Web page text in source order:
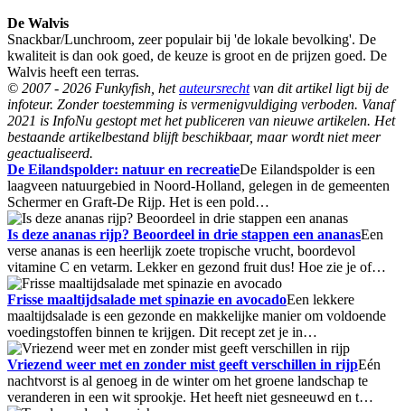
De Walvis
Snackbar/Lunchroom, zeer populair bij 'de lokale bevolking'. De
kwaliteit is dan ook goed, de keuze is groot en de prijzen goed. De
Walvis heeft een terras.
© 2007 - 2026 Funkyfish, hetauteursrechtvan dit artikel ligt bij de
infoteur. Zonder toestemming is vermenigvuldiging verboden. Vanaf
2021 is InfoNu gestopt met het publiceren van nieuwe artikelen. Het
bestaande artikelbestand blijft beschikbaar, maar wordt niet meer
geactualiseerd.
De Eilandspolder: natuur en recreatieDe Eilandspolder is een
laagveen natuurgebied in Noord-Holland, gelegen in de gemeenten
Schermer en Graft-De Rijp. Het is een pold…
Is deze ananas rijp? Beoordeel in drie stappen een ananasEen
verse ananas is een heerlijk zoete tropische vrucht, boordevol
vitamine C en vetarm. Lekker en gezond fruit dus! Hoe zie je of…
Frisse maaltijdsalade met spinazie en avocadoEen lekkere
maaltijdsalade is een gezonde en makkelijke manier om voldoende
voedingstoffen binnen te krijgen. Dit recept zet je in…
Vriezend weer met en zonder mist geeft verschillen in rijpEén
nachtvorst is al genoeg in de winter om het groene landschap te
veranderen in een wit sprookje. Het heeft niet gesneeuwd en t…